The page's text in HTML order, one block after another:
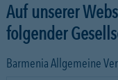
Auf unserer
folgender
Barmenia Allgemeine